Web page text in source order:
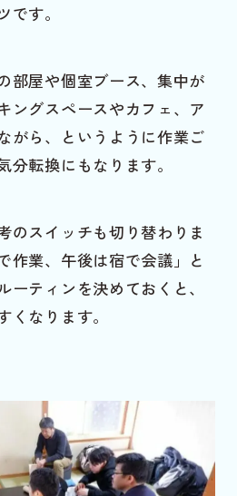
す。
部屋や個室ブース、集中が
ングスペースやカフェ、ア
がら、というように作業ご
分転換にもなります。
のスイッチも切り替わりま
作業、午後は宿で会議」と
ーティンを決めておくと、
くなります。